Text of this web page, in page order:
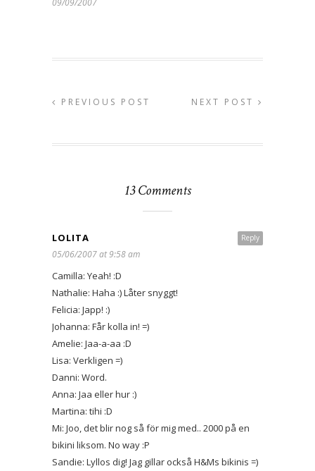
PREVIOUS POST NEXT POST
13 Comments
Reply
LOLITA
05/06/2007 at 9:58 am
Camilla: Yeah! :D
Nathalie: Haha :) Låter snyggt!
Felicia: Japp! :)
Johanna: Får kolla in! =)
Amelie: Jaa-a-aa :D
Lisa: Verkligen =)
Danni: Word.
Anna: Jaa eller hur :)
Martina: tihi :D
Mi: Joo, det blir nog så för mig med.. 2000 på en
bikini liksom. No way :P
Sandie: Lyllos dig! Jag gillar också H&Ms bikinis =)